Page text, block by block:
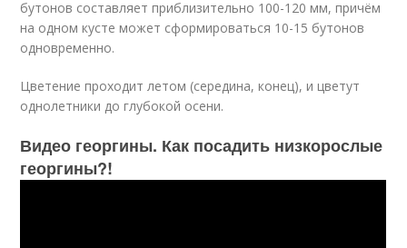
бутонов составляет приблизительно 100-120 мм, причём
на одном кусте может сформироваться 10-15 бутонов
одновременно.
Цветение проходит летом (середина, конец), и цветут
однолетники до глубокой осени.
Видео георгины. Как посадить низкорослые
георгины?!